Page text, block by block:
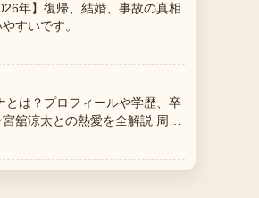
年】復帰、結婚、事故の真相
すいです。
とは？プロフィールや学歴、卒
舘涼太との熱愛を全解説 周辺
感があります。